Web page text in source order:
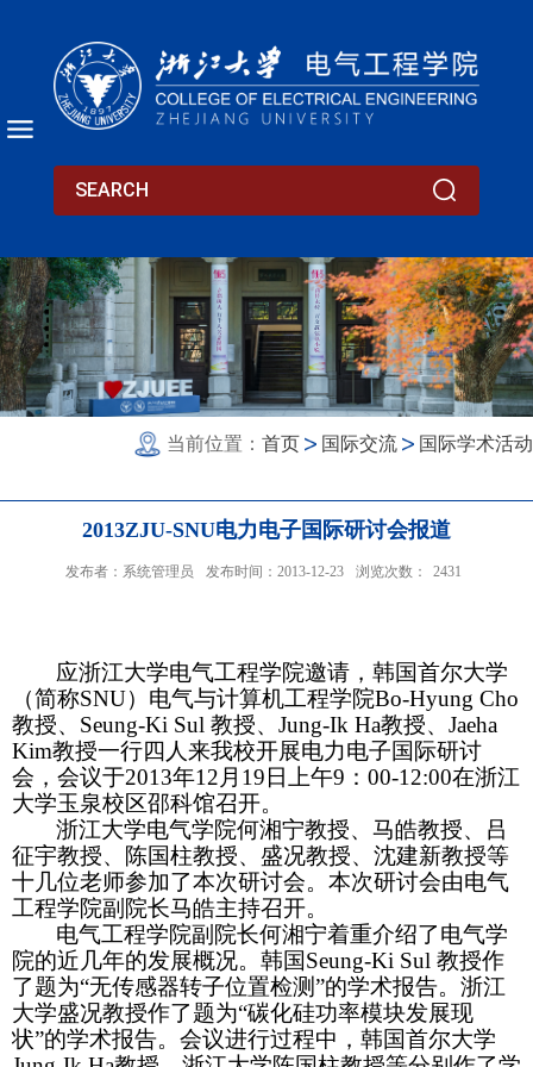
当前位置： 首页 国际交流 国际学术活动
2013ZJU-SNU电力电子国际研讨会报道
发布者：系统管理员 发布时间：2013-12-23 浏览次数： 2431
应浙江大学电气工程学院邀请，韩国首尔大学
（简称SNU） 电气与计算机工程学院Bo-Hyung Cho
教授、 Seung-Ki Sul 教授、 Jung-Ik Ha教授、 Jaeha
Kim教授一行四人来我校开展电力电子国际研讨
会，会议于2013年12月 19 日上午9 ： 00-12:00在浙江
大学玉泉校区邵科馆召开。
浙江大学电气学院何湘宁教授、马皓教授、吕
征宇教授、陈国柱教授、盛况教授、沈建新教授等
十几位老师参加了本次研讨会。本次研讨会由电气
工程学院副院长马皓主持召开。
电气工程学院副院长何湘宁着重介绍了电气学
院的近几年的发展概况。韩国Seung-Ki Sul 教授作
了题为“无传感器转子位置检测”的学术报告。浙江
大学盛况教授作了题为“碳化硅功率模块发展现
状”的学术报告。会议进行过程中，韩国首尔大学